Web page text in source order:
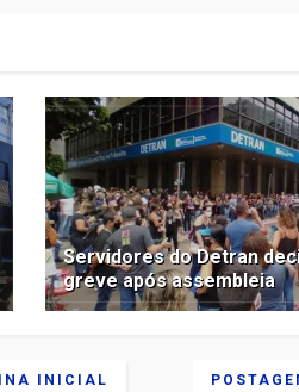
Servidores do Detran
greve após assembleia
INICIAL